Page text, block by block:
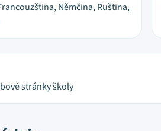
Němčina, Ruština,
stránky školy